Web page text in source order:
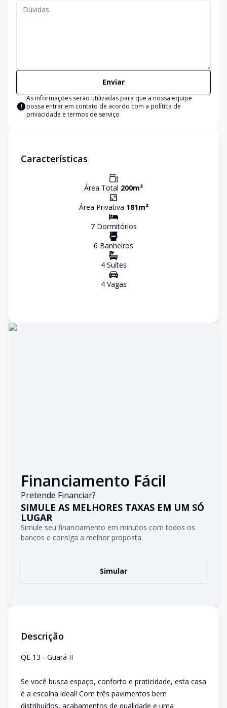
Enviar
As informações serão utilizadas para que a nossa equipe
possa entrar em contato de acordo com a política de
privacidade e termos de serviço
Características
Área Total 200m²
Área Privativa 181m²
7Dormitórios
6 Banheiros
4Suítes
4Vagas
Financiamento Fácil
Pretende Financiar?
SIMULE AS MELHORES TAXAS EM UM SÓ
LUGAR
Simule seu financiamento em minutos com todos os
bancos e consiga a melhor proposta.
Simular
Descrição
QE 13 - Guará II
Se você busca espaço, conforto e praticidade, esta casa
é a escolha ideal! Com três pavimentos bem
distribuídos, acabamentos de qualidade e uma